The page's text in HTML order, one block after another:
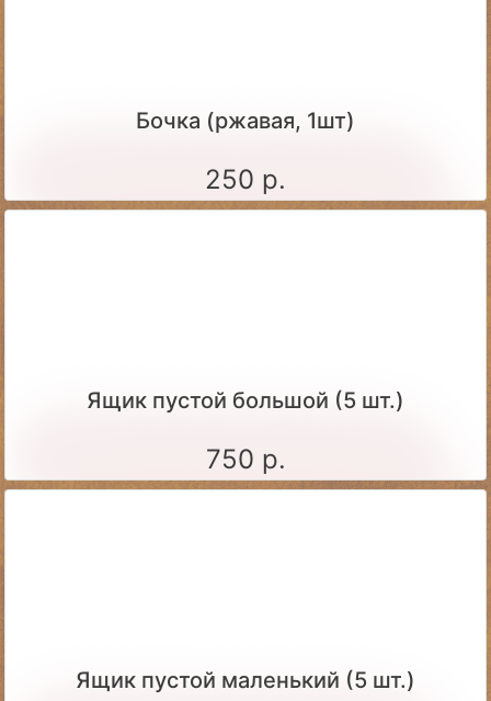
Бочка (ржавая, 1шт)
250 р.
Ящик пустой большой (5 шт.)
750 р.
Ящик пустой маленький (5 шт.)